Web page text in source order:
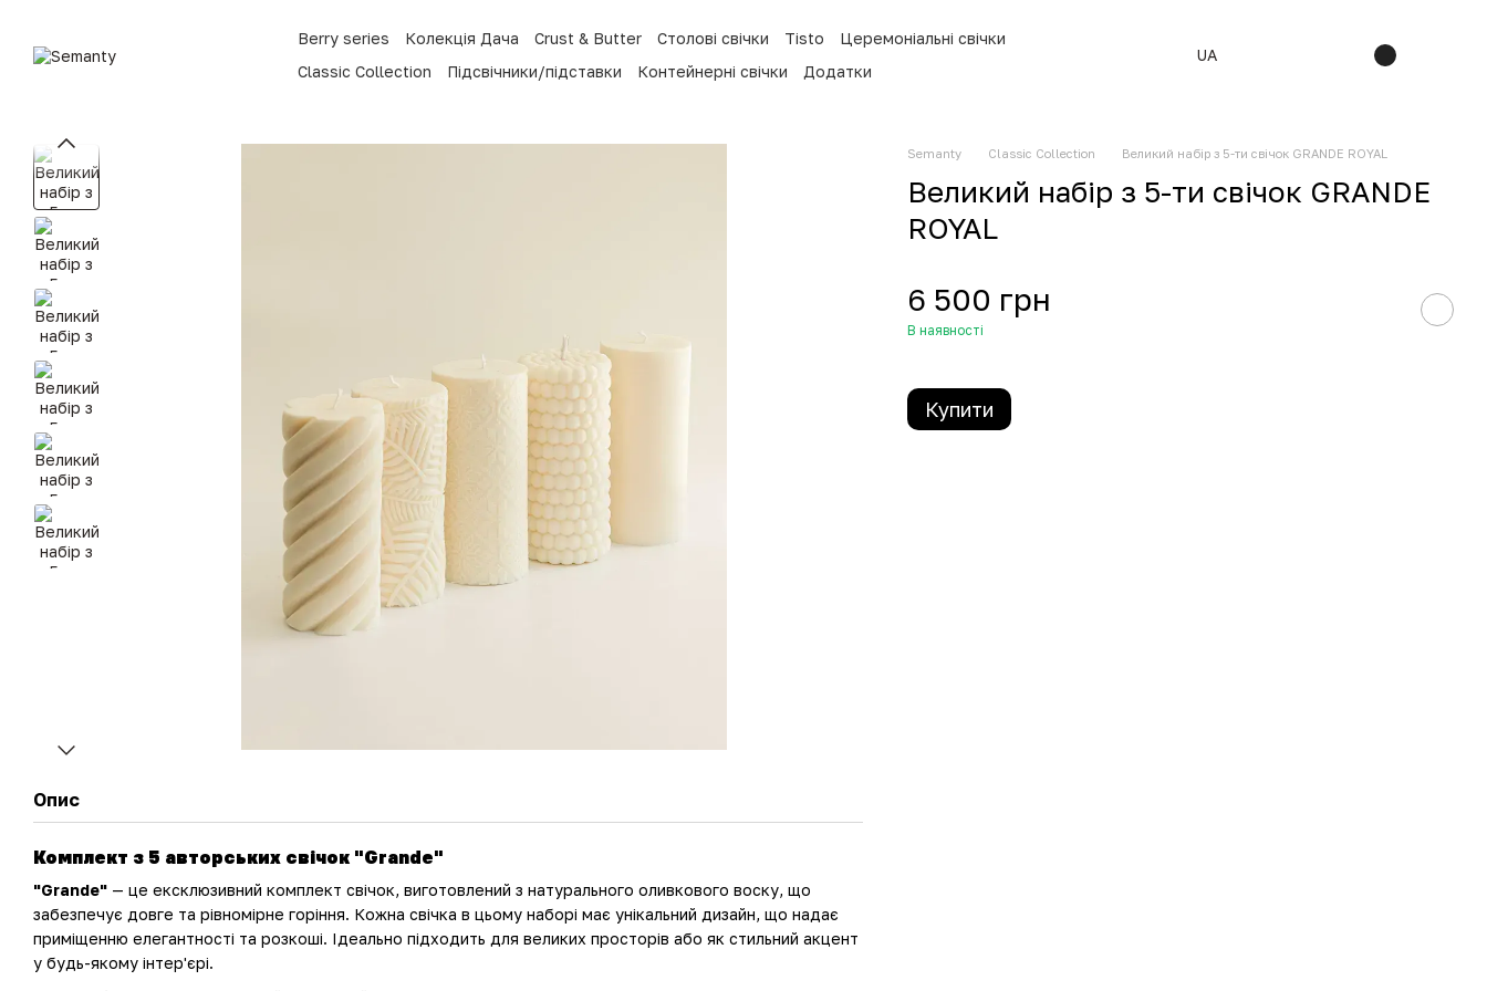
Berry series
Колекція Дача Crust & Butter Столові свічки Tisto
Церемоніальні свічки
Classic Collection
Підсвічники/підставки Контейнерні свічки Додатки
UA
Опис
Комплект з 5 авторських свічок "Grande"
"Grande" — це ексклюзивний комплект свічок, виготовлений з натурального оливкового воску, що
забезпечує довге та рівномірне горіння. Кожна свічка в цьому наборі має унікальний дизайн, що надає
приміщенню елегантності та розкоші. Ідеально підходить для великих просторів або як стильний акцент
у будь-якому інтер'єрі.
Semanty Classic Collection Великий набір з 5-ти свічок GRANDE ROYAL
Великий набір з 5-ти свічок GRANDE
ROYAL
6 500 грн
В наявності
Купити